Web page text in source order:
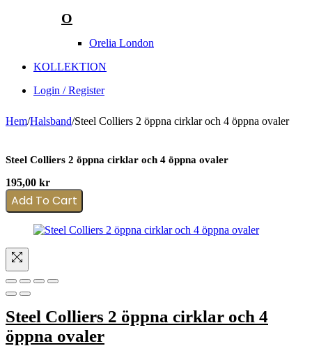
O
Orelia London
KOLLEKTION
Login / Register
Hem/Halsband/Steel Colliers 2 öppna cirklar och 4 öppna ovaler
Steel Colliers 2 öppna cirklar och 4 öppna ovaler
195,00 kr
Add To Cart
Steel Colliers 2 öppna cirklar och 4
öppna ovaler